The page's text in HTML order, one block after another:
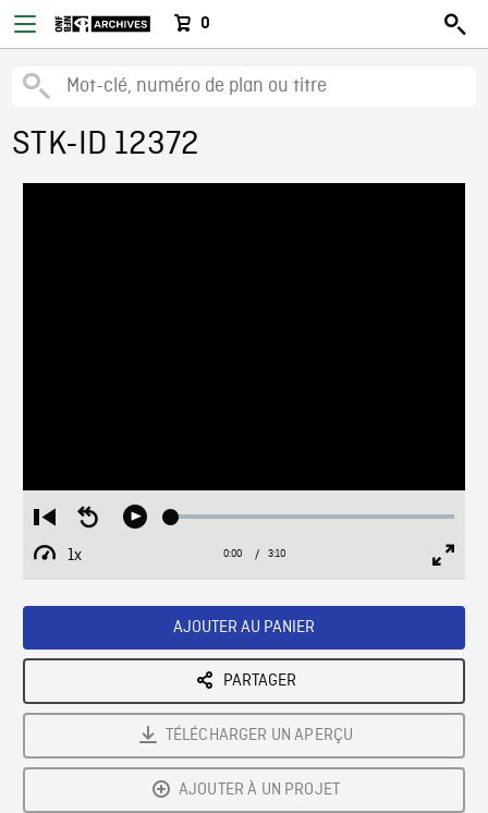
0
STK-ID 12372
Restart
from
beginning
Seek
Play Loaded:
1x
Playback
Current
0:00 / Duration
3:10
AJOUTER AU PANIER
PARTAGER
TÉLÉCHARGER UN APERÇU
AJOUTER À UN PROJET